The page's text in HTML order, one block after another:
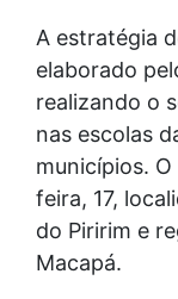
A estratégia
elaborado
realizando o
nas escolas
municípios.
feira, 17,
do Piririm e
Macapá.